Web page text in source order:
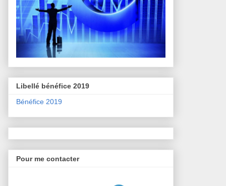
Libellé bénéfice 2019
Bénéfice 2019
Pour me contacter